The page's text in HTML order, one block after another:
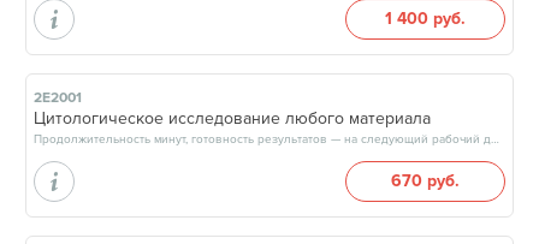
1 400 руб.
2Е2001
Цитологическое исследование любого материала
Продолжительность минут, готовность результатов — на следующий рабочий день, после 18:00
670 руб.